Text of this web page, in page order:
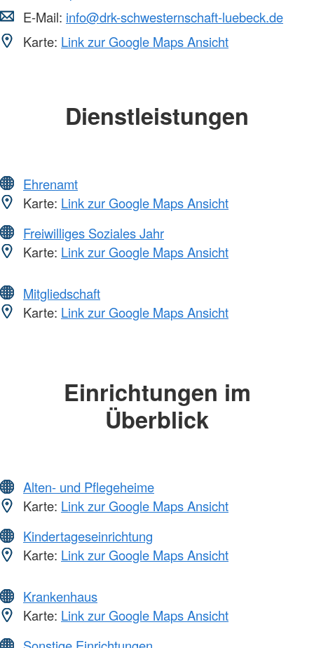
E-Mail: info@drk-schwesternschaft-luebeck.de
Karte: Link zur Google Maps Ansicht
Dienstleistungen
Ehrenamt
Karte: Link zur Google Maps Ansicht
Freiwilliges Soziales Jahr
Karte: Link zur Google Maps Ansicht
Mitgliedschaft
Karte: Link zur Google Maps Ansicht
Einrichtungen im
Überblick
Alten- und Pflegeheime
Karte: Link zur Google Maps Ansicht
Kindertageseinrichtung
Karte: Link zur Google Maps Ansicht
Krankenhaus
Karte: Link zur Google Maps Ansicht